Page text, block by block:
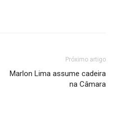
Próximo artigo
Marlon Lima assume cadeira
na Câmara